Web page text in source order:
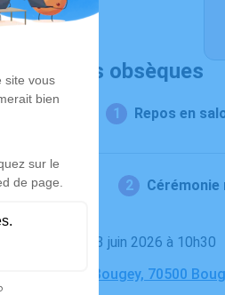
Déroulé des obsèques
Repos en
Cérémonie
Le mardi 23 juin 2026 à 10h30
Église de Bougey, 70500